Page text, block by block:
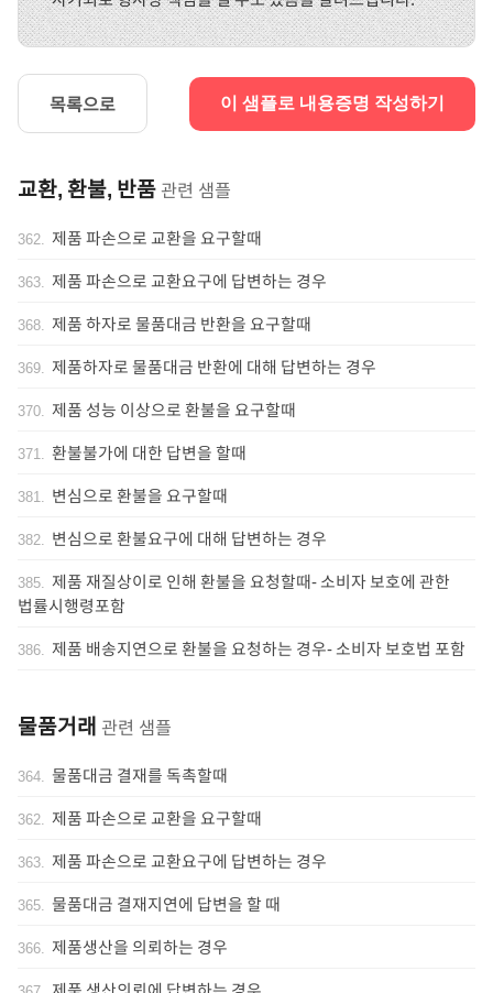
목록으로 이 샘플로 내용증명 작성하기
교환, 환불, 반품 관련 샘플
362. 제품 파손으로 교환을 요구할때
363. 제품 파손으로 교환요구에 답변하는 경우
368. 제품 하자로 물품대금 반환을 요구할때
369. 제품하자로 물품대금 반환에 대해 답변하는 경우
370. 제품 성능 이상으로 환불을 요구할때
371. 환불불가에 대한 답변을 할때
381. 변심으로 환불을 요구할때
382. 변심으로 환불요구에 대해 답변하는 경우
385. 제품 재질상이로 인해 환불을 요청할때- 소비자 보호에 관한
법률시행령포함
386. 제품 배송지연으로 환불을 요청하는 경우- 소비자 보호법 포함
물품거래 관련 샘플
364. 물품대금 결재를 독촉할때
362. 제품 파손으로 교환을 요구할때
363. 제품 파손으로 교환요구에 답변하는 경우
365. 물품대금 결재지연에 답변을 할 때
366. 제품생산을 의뢰하는 경우